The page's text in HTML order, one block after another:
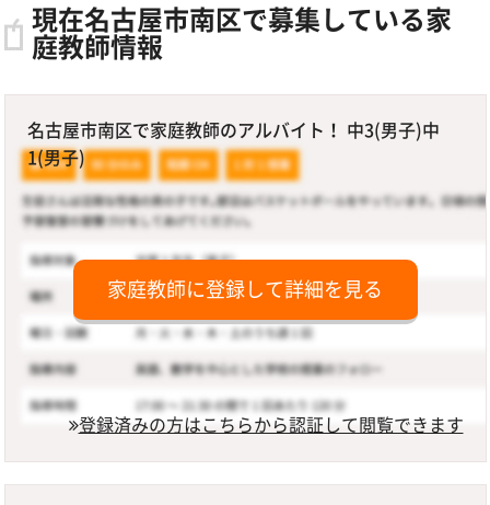
現在名古屋市南区で募集している家
庭教師情報
名古屋市南区で家庭教師のアルバイト！ 中3(男子)中
1(男子)
家庭教師に登録して詳細を見る
登録済みの方はこちらから認証して閲覧できます